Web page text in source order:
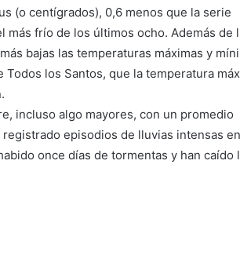
(o centígrados), 0,6 menos que la serie
más frío de los últimos ocho. Además de
bajas las temperaturas máximas y
los Santos, que la temperatura
incluso algo mayores, con un promedio
episodios de lluvias intensas en
once días de tormentas y han caído